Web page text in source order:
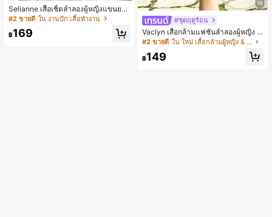
Selianne เสื้อเชิ้ตลำลองผู้หญิงแขนยา
ว คอวีเว้า ลายดอกไม้
#2 ขายดี ใน งานปัก เสื้อทำงาน
฿169
16
#ชุดฤดูร้อน
Vaclyn เสื้อกล้ามแฟชั่นลำลองผู้หญิง ล
ายแพตช์เวิร์ก แขนกุด คอกลม ติดกระดุ
#2 ขายดี ใน ใหม่ เสื้อกล้ามผู้หญิง & Camis
฿149